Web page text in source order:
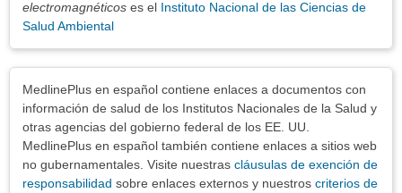
electromagnéticos es el Instituto Nacional de las Ciencias de
Salud Ambiental
MedlinePlus en español contiene enlaces a documentos con
información de salud de los Institutos Nacionales de la Salud y
otras agencias del gobierno federal de los EE. UU.
MedlinePlus en español también contiene enlaces a sitios web
no gubernamentales. Visite nuestras cláusulas de exención de
responsabilidad sobre enlaces externos y nuestros criterios de